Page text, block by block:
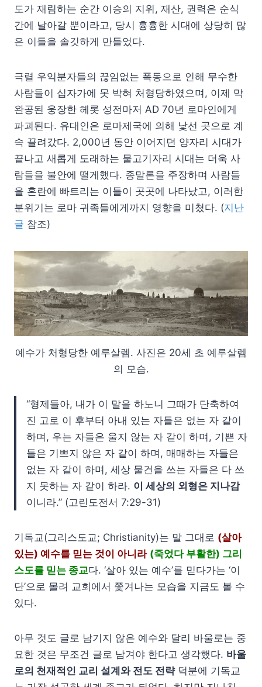
도가 재림하는 순간 이승의 지위, 재산, 권력은 순식
간에 날아갈 뿐이라고, 당시 흉흉한 시대에 상당히 많
은 이들을 솔깃하게 만들었다.
극렬 우익분자들의 끊임없는 폭동으로 인해 무수한
사람들이 십자가에 못 박혀 처형당하였으며, 이제 막
완공된 웅장한 헤롯 성전마저 AD 70년 로마인에게
파괴된다. 유대인은 로마제국에 의해 낯선 곳으로 계
속 끌려갔다. 2,000년 동안 이어지던 양자리 시대가
끝나고 새롭게 도래하는 물고기자리 시대는 더욱 사
람들을 불안에 떨게했다. 종말론을 주장하며 사람들
을 혼란에 빠트리는 이들이 곳곳에 나타났고, 이러한
분위기는 로마 귀족들에게까지 영향을 미쳤다. (지난
글 참조)
예수가 처형당한 예루살렘. 사진은 20세 초 예루살렘
의 모습.
“형제들아, 내가 이 말을 하노니 그때가 단축하여
진 고로 이 후부터 아내 있는 자들은 없는 자 같이
하며, 우는 자들은 울지 않는 자 같이 하며, 기쁜 자
들은 기쁘지 않은 자 같이 하며, 매매하는 자들은
없는 자 같이 하며, 세상 물건을 쓰는 자들은 다 쓰
지 못하는 자 같이 하라. 이 세상의 외형은 지나감
이니라.” (고린도전서 7:29-31)
기독교(그리스도교; Christianity)는 말 그대로 (살아
있는) 예수를 믿는 것이 아니라 (죽었다 부활한) 그리
스도를 믿는 종교다. ‘살아 있는 예수’를 믿다가는 ‘이
단’으로 몰려 교회에서 쫓겨나는 모습을 지금도 볼 수
있다.
아무 것도 글로 남기지 않은 예수와 달리 바울로는 중
요한 것은 무조건 글로 남겨야 한다고 생각했다. 바울
로의 천재적인 교리 설계와 전도 전략덕분에 기독교